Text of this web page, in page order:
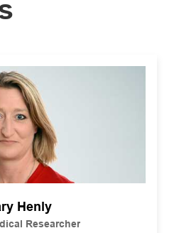
Henly
Researcher